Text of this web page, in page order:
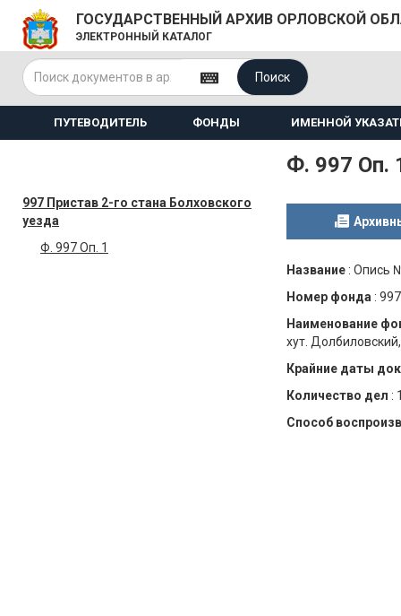
ГОСУДАРСТВЕННЫЙ АРХИВ ОРЛОВСКОЙ
ЭЛЕКТРОННЫЙ КАТАЛОГ
Поиск
ПУТЕВОДИТЕЛЬ ФОНДЫ ИМЕННОЙ
997 Пристав 2-го стана Болховского
уезда
Ф. 997 Оп. 1
Ф. 997 Оп.
Название : Опись
Номер фонда : 997
Наименование
хут.
Крайние даты
Количество дел :
Способ